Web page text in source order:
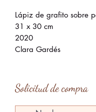
Lápiz de grafito sobre
31 x 30 cm
2020
Clara Gardés
Solicitud de compra